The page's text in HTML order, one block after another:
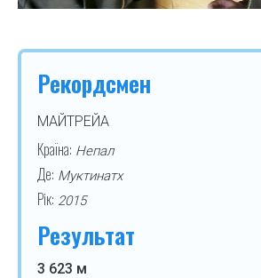
Рекордсмен
МАЙТРЕЙА
Країна: Непал
Де: Муктинатх
Рік: 2015
Результат
3 623 м